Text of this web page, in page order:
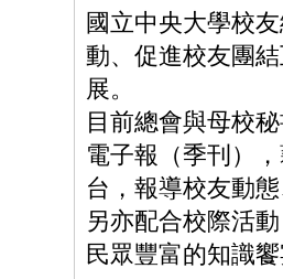
國立中央大學校
動、促進校友團
展。
目前總會與母校
電子報（季刊）
台，報導校友動
另亦配合校際活
民眾豐富的知識